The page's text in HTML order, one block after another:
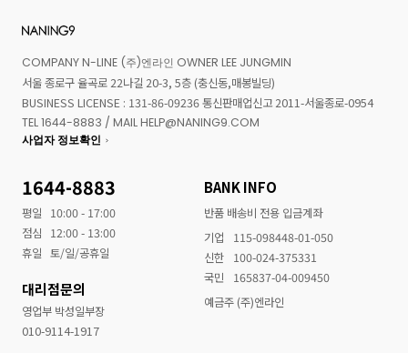
COMPANY N-LINE (주)엔라인 OWNER LEE JUNGMIN
서울 종로구 율곡로 22나길 20-3, 5층 (충신동,매봉빌딩)
BUSINESS LICENSE : 131-86-09236 통신판매업신고 2011-서울종로-0954
TEL 1644-8883 / MAIL HELP@NANING9.COM
사업자 정보확인
1644-8883
평일
10:00 - 17:00
점심
12:00 - 13:00
휴일 토/일/공휴일
대리점문의
영업부 박성일부장
010-9114-1917
BANK INFO
반품 배송비 전용 입금계좌
기업
115-098448-01-050
신한
100-024-375331
국민
165837-04-009450
예금주 (주)엔라인